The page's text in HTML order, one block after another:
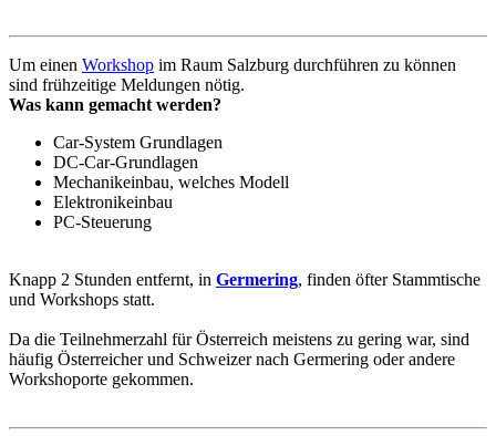
Um einen Workshop im Raum Salzburg durchführen zu können
sind frühzeitige Meldungen nötig.
Was kann gemacht werden?
Car-System Grundlagen
DC-Car-Grundlagen
Mechanikeinbau, welches Modell
Elektronikeinbau
PC-Steuerung
Knapp 2 Stunden entfernt, in Germering, finden öfter Stammtische
und Workshops statt.
Da die Teilnehmerzahl für Österreich meistens zu gering war, sind
häufig Österreicher und Schweizer nach Germering oder andere
Workshoporte gekommen.